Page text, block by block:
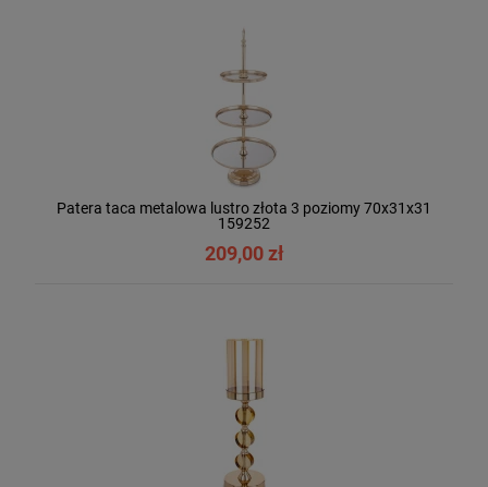
Patera taca metalowa lustro złota 3 poziomy 70x31x31
159252
209,00 zł